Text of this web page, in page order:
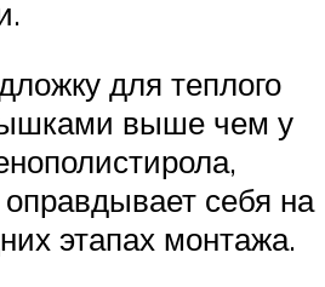
для теплого
выше чем у
себя на
этапах монтажа.